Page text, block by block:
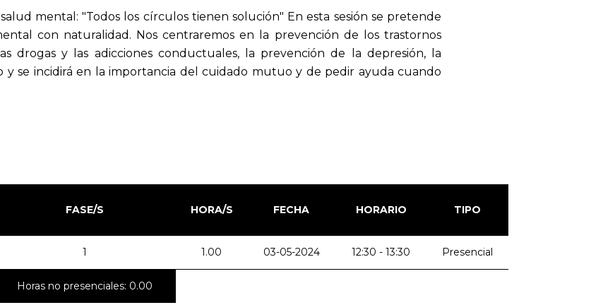
mental: "Todos los círculos tienen solución" En esta sesión se pretende
con naturalidad. Nos centraremos en la prevención de los trastornos
drogas y las adicciones conductuales, la prevención de la depresión, la
y se incidirá en la importancia del cuidado mutuo y de pedir ayuda cuando
FASE/S HORA/S FECHA HORARIO TIPO
1 1.00 03-05-2024 12:30 - 13:30 Presencial
Horas no presenciales: 0.00